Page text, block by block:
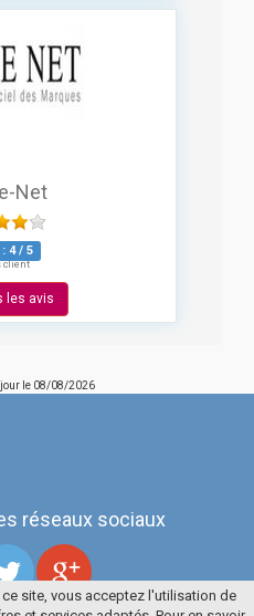
Net
: 4/ 5
client
les avis
le 08/08/2026
réseaux sociaux
site, vous acceptez l'utilisation de